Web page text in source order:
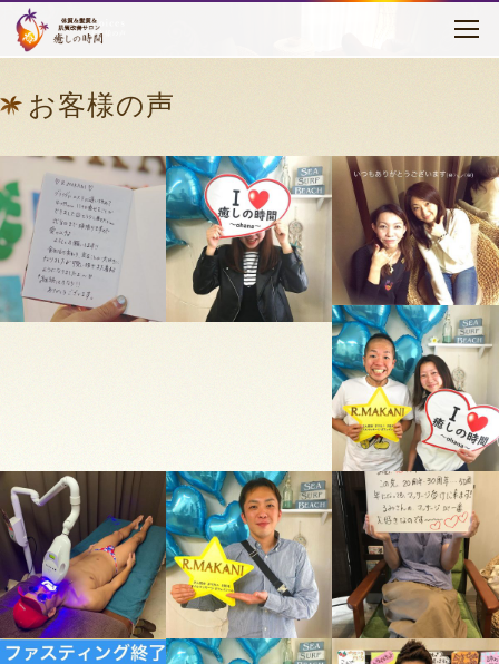
はじめに
メニュー・料金
お客様の声
セラピスト紹介
お客様の声
お客様の声